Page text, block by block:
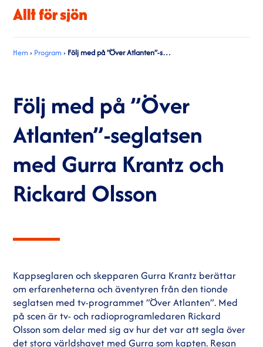
Hem › Program › Följ med på ”Över Atlanten”-seglatsen med Gurra Krantz och Rickard Olsson
Följ med på ”Över
Atlanten”-seglatsen
med Gurra Krantz och
Rickard Olsson
Kappseglaren och skepparen Gurra Krantz berättar
om erfarenheterna och äventyren från den tionde
seglatsen med tv-programmet ”Över Atlanten”. Med
på scen är tv- och radioprogramledaren Rickard
Olsson som delar med sig av hur det var att segla över
det stora världshavet med Gurra som kapten. Resan